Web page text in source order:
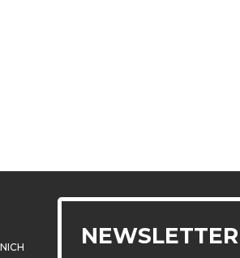
NEWSLETTER